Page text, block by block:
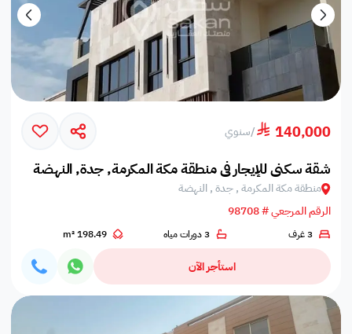
140,000
/سنوي
شقة سكني للإيجار في منطقة مكة المكرمة, جدة, النهضة
منطقة مكة المكرمة , جدة , النهضة
الرقم المرجعي # 98708
3 غرف 3 دورات مياه 198.49 m²
استأجر الآن